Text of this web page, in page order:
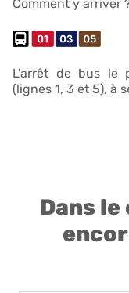
Comment y arriver
L'arrêt de bus le
(lignes 1, 3 et 5), à
Dans le